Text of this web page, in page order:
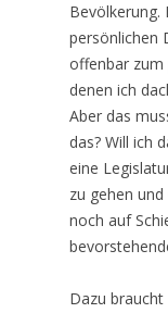
Bevölkerung.
persönlichen
offenbar zum
denen ich
Aber das
das? Will ich
eine
zu gehen
noch auf
Dazu